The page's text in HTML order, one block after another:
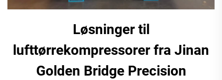
Løsninger til
lufttørrekompressorer fra Jinan
Golden Bridge Precision